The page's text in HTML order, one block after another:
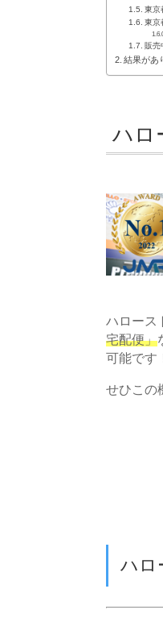
東京
東京
販売
結果があ
ハロ
ハロース
宅配便」
可能です
せひこの
ハロ